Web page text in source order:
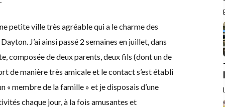
petite ville très agréable qui a le charme des
J’ai ainsi passé 2 semaines en juillet, dans
composée de deux parents, deux fils (dont un de
de manière très amicale et le contact s’est établi
« membre de la famille » et je disposais d’une
chaque jour, à la fois amusantes et